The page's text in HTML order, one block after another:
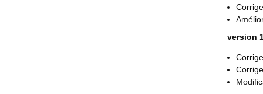
version